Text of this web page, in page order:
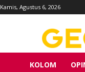
Kamis, Agustus 6, 2026
KOLOM